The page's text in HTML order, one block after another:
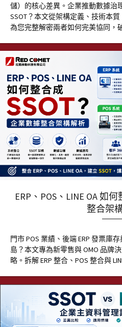
儲）的核心差異。企業推動數據治
SSOT？本文從架構定義、技術本質
為您完整解密兩者如何完美協同，
ERP、POS、LINE OA 如
整合架
門市 POS 業績、後端 ERP 發票庫
島？本文專為新零售與 OMO 品牌
略。拆解 ERP 整合、POS 整合與